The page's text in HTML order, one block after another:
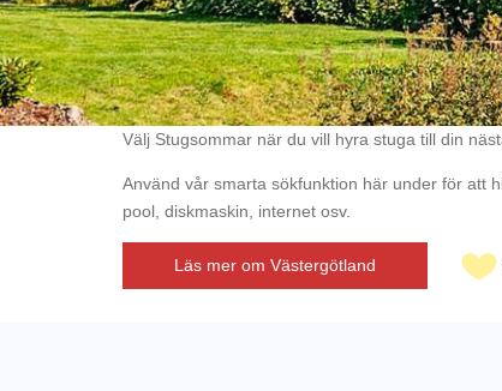
Välj Stugsommar när du vill hyra stuga till din
Använd vår smarta sökfunktion här under för att
pool, diskmaskin, internet osv.
Läs mer om Västergötland